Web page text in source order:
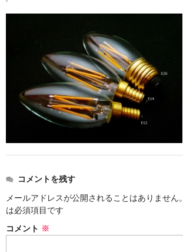
コメントを残す
メールアドレスが公開されることはありません。
は必須項目です
コメント ※